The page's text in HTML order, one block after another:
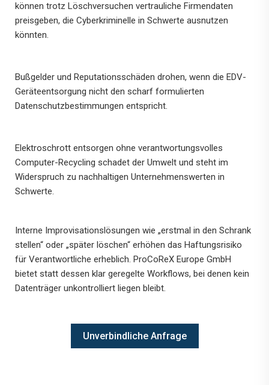
können trotz Löschversuchen vertrauliche Firmendaten
preisgeben, die Cyberkriminelle in Schwerte ausnutzen
könnten.
Bußgelder und Reputationsschäden drohen, wenn die EDV-
Geräteentsorgung nicht den scharf formulierten
Datenschutzbestimmungen entspricht.
Elektroschrott entsorgen ohne verantwortungsvolles
Computer-Recycling schadet der Umwelt und steht im
Widerspruch zu nachhaltigen Unternehmenswerten in
Schwerte.
Interne Improvisationslösungen wie „erstmal in den Schrank
stellen“ oder „später löschen“ erhöhen das Haftungsrisiko
für Verantwortliche erheblich. ProCoReX Europe GmbH
bietet statt dessen klar geregelte Workflows, bei denen kein
Datenträger unkontrolliert liegen bleibt.
Unverbindliche Anfrage